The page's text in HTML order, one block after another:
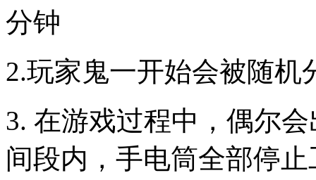
分钟
2.玩家鬼一开始会被随机
3. 在游戏过程中，偶尔
间段内，手电筒全部停